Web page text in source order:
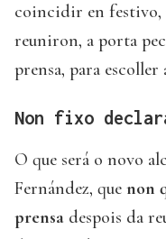
coincidir en festivo,
reuniron, a porta
prensa, para escoller
Non fixo
O que será o novo
Fernández, que non
prensa despois da